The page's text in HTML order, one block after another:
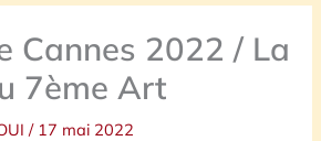
Cannes 2022 / La
7ème Art
/ 17 mai 2022